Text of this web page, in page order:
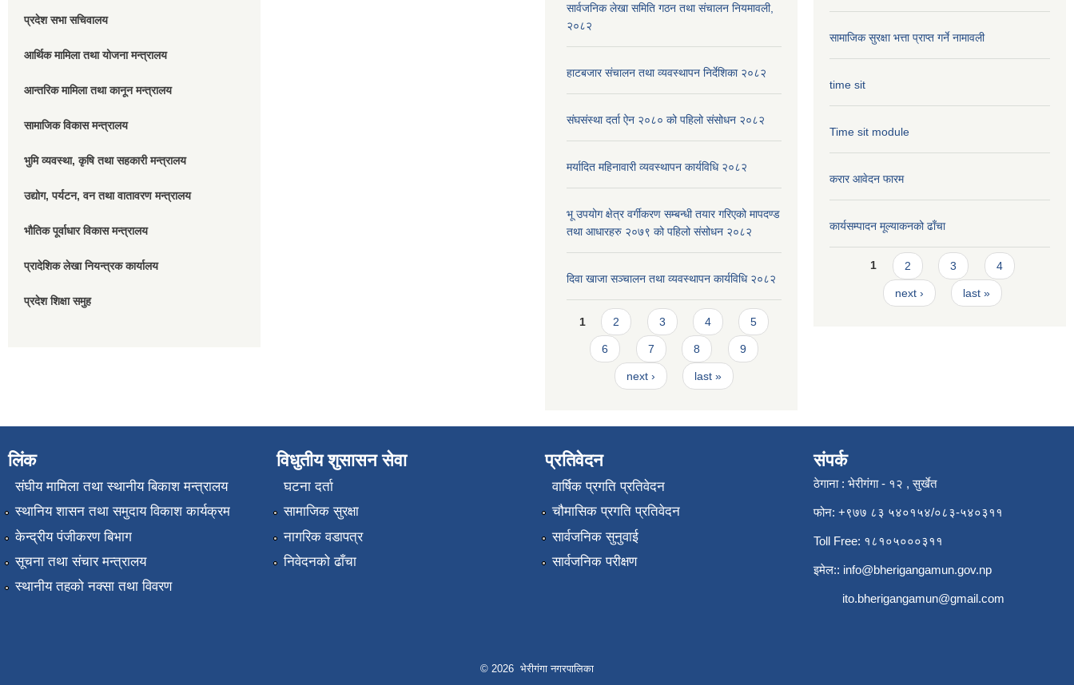
प्रदेश सभा सचिवालय
आर्थिक मामिला तथा योजना मन्त्रालय
आन्तरिक मामिला तथा कानून मन्त्रालय
सामाजिक विकास मन्त्रालय
भुमि व्यवस्था, कृषि तथा सहकारी मन्त्रालय
उद्योग, पर्यटन, वन तथा वातावरण मन्त्रालय
भौतिक पूर्वाधार विकास मन्त्रालय
प्रादेशिक लेखा नियन्त्रक कार्यालय
प्रदेश शिक्षा समुह
सार्वजनिक लेखा समिति गठन तथा संचालन नियमावली,
२०८२
हाटबजार संचालन तथा व्यवस्थापन निर्देशिका २०८२
संघसंस्था दर्ता ऐन २०८० को पहिलो संसोधन २०८२
मर्यादित महिनावारी व्यवस्थापन कार्यविधि २०८२
भू उपयोग क्षेत्र वर्गीकरण सम्बन्धी तयार गरिएको मापदण्ड
तथा आधारहरु २०७९ को पहिलो संसोधन २०८२
दिवा खाजा सञ्चालन तथा व्यवस्थापन कार्यविधि २०८२
Pages
1 2 3 4 5
6 7 8 9
next › last »
सामाजिक सुरक्षा भत्ता प्राप्त गर्ने नामावली
time sit
Time sit module
करार आवेदन फारम
कार्यसम्पादन मूल्या‌कनको ढाँचा
Pages
1 2 3 4
next › last »
लिंक
संघीय मामिला तथा स्थानीय बिकाश मन्त्रालय
स्थानिय शासन तथा समुदाय विकाश कार्यक्रम
केन्द्रीय पंजीकरण बिभाग
सूचना तथा संचार मन्त्रालय
स्थानीय तहको नक्सा तथा विवरण
विधुतीय शुसासन सेवा
घटना दर्ता
सामाजिक सुरक्षा
नागरिक वडापत्र
निवेदनको ढाँचा
प्रतिवेदन
वार्षिक प्रगति प्रतिवेदन
चौमासिक प्रगति प्रतिवेदन
सार्वजनिक सुनुवाई
सार्वजनिक परीक्षण
संपर्क
ठेगाना : भेरीगंगा - १२ , सुर्खेत
फोन: +९७७ ८३ ५४०१५४/०८३-५४०३११
Toll Free: १८१०५०००३११
इमेल:: info@bherigangamun.gov.np
ito.bherigangamun@gmail.com
© 2026 भेरीगंगा नगरपालिका